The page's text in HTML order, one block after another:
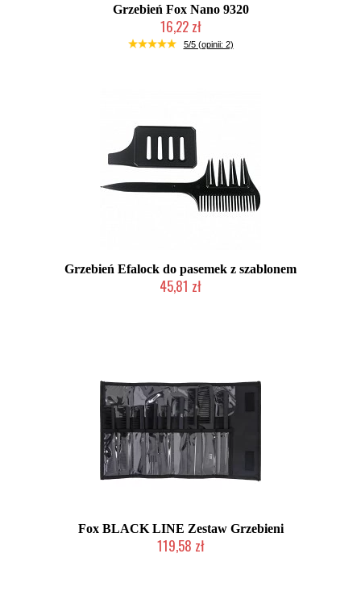
Grzebień Fox Nano 9320
16,22 zł
Duża ilość (wysyłka w 24h)
5/5 (opinii: 2)
Grzebień Efalock do pasemek z szablonem
45,81 zł
Fox BLACK LINE Zestaw Grzebieni
119,58 zł